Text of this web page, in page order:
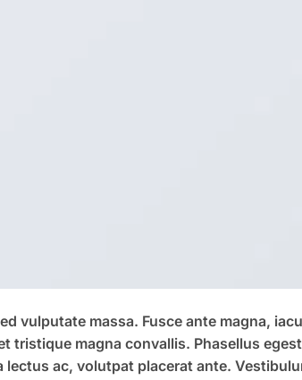
vulputate massa. Fusce ante magna,
magna convallis. Phasellus
lectus ac, volutpat placerat ante.